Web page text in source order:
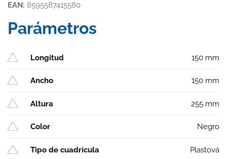
EAN: 8595587415580
Parámetros
Longitud 150 mm
Ancho 150 mm
Altura 255 mm
Color Negro
Tipo de cuadrícula Plastová